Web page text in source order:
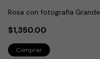
Rosa con fotografía Grande
$1,350.00